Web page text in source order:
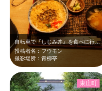
自転車で『しじみ丼』を食べに行きました。最近しじみを食べていません。懐かしい素…
投稿者名：フウモン
撮影場所：青柳亭
東庄町